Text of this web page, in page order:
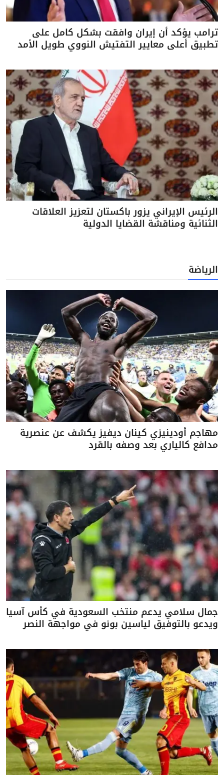
ترامب يؤكد أن إيران وافقت بشكل كامل على
تطبيق أعلى معايير التفتيش النووي طويل الأمد
الرئيس الإيراني يزور باكستان لتعزيز العلاقات
الثنائية ومناقشة القضايا الدولية
الرياضة
مهاجم أودينيزي كينان ديفيز يكشف عن عنصرية
مدافع كالياري بعد وصفه بالقرد
جمال سلامي يدعم منتخب السعودية في كأس آسيا
ويدعو بالتوفيق لياسين بونو في مواجهة النصر